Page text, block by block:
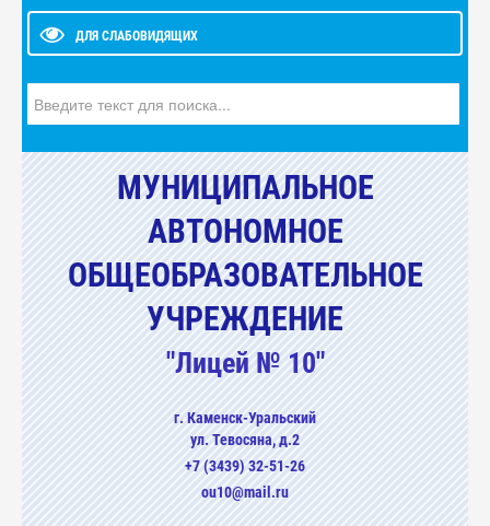
ДЛЯ СЛАБОВИДЯЩИХ
МУНИЦИПАЛЬНОЕ
АВТОНОМНОЕ
ОБЩЕОБРАЗОВАТЕЛЬНОЕ
УЧРЕЖДЕНИЕ
"Лицей № 10"
г. Каменск-Уральский
ул. Тевосяна, д.2
+7 (3439) 32-51-26
ou10@mail.ru